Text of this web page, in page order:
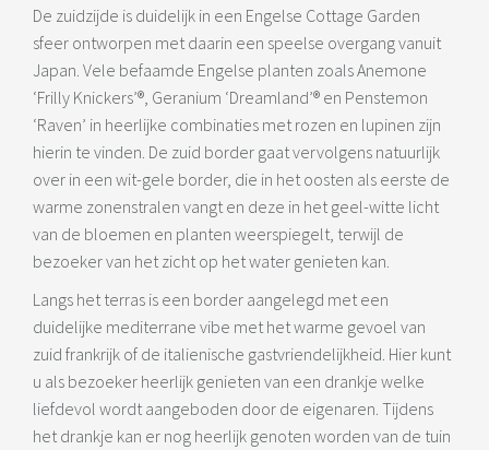
De zuidzijde is duidelijk in een Engelse Cottage Garden
sfeer ontworpen met daarin een speelse overgang vanuit
Japan. Vele befaamde Engelse planten zoals Anemone
‘Frilly Knickers’®, Geranium ‘Dreamland’® en Penstemon
‘Raven’ in heerlijke combinaties met rozen en lupinen zijn
hierin te vinden. De zuid border gaat vervolgens natuurlijk
over in een wit-gele border, die in het oosten als eerste de
warme zonenstralen vangt en deze in het geel-witte licht
van de bloemen en planten weerspiegelt, terwijl de
bezoeker van het zicht op het water genieten kan.
Langs het terras is een border aangelegd met een
duidelijke mediterrane vibe met het warme gevoel van
zuid frankrijk of de italienische gastvriendelijkheid. Hier kunt
u als bezoeker heerlijk genieten van een drankje welke
liefdevol wordt aangeboden door de eigenaren. Tijdens
het drankje kan er nog heerlijk genoten worden van de tuin